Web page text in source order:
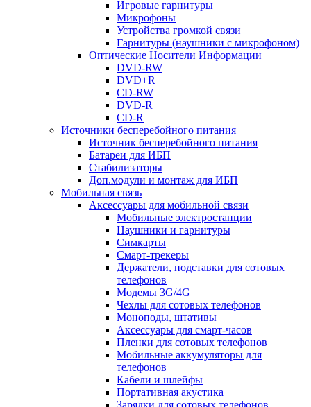
Игровые гарнитуры
Микрофоны
Устройства громкой связи
Гарнитуры (наушники с микрофоном)
Оптические Носители Информации
DVD-RW
DVD+R
CD-RW
DVD-R
CD-R
Источники бесперебойного питания
Источник бесперебойного питания
Батареи для ИБП
Стабилизаторы
Доп.модули и монтаж для ИБП
Мобильная связь
Аксессуары для мобильной связи
Мобильные электростанции
Наушники и гарнитуры
Симкарты
Смарт-трекеры
Держатели, подставки для сотовых
телефонов
Модемы 3G/4G
Чехлы для сотовых телефонов
Моноподы, штативы
Аксессуары для смарт-часов
Пленки для сотовых телефонов
Мобильные аккумуляторы для
телефонов
Кабели и шлейфы
Портативная акустика
Зарядки для сотовых телефонов